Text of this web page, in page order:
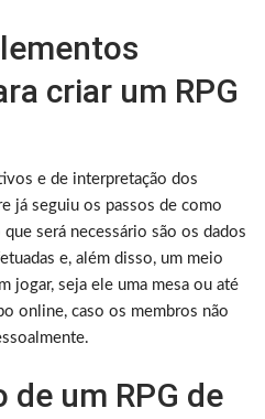
criar um RPG
e de interpretação dos
já seguiu os passos de como
será necessário são os dados
e, além disso, um meio
jogar, seja ele uma mesa ou até
online, caso os membros não
de um RPG de